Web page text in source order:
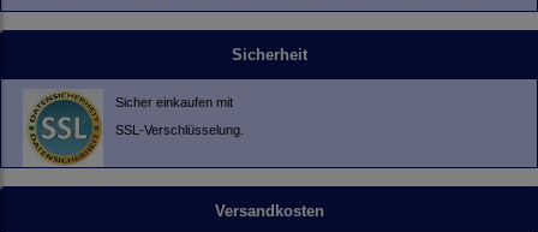
Sicherheit
Sicher einkaufen mit
SSL-Verschlüsselung.
Versandkosten